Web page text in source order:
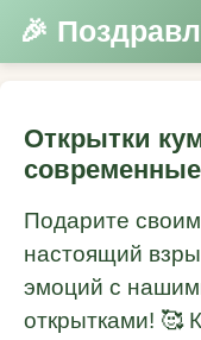
🎉
Открытки
Подарите
настоящий
эмоций с
открытками! 🥰